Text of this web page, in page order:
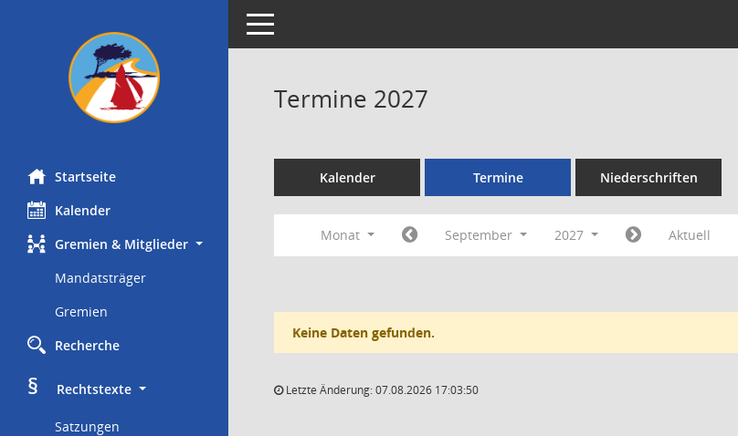
Startseite
Kalender
Gremien & Mitglieder
Mandatsträger
Gremien
Recherche
§
     Rechtstexte
Satzungen
Toggle navigation
Termine 2027
Kalender Termine Niederschriften
Monat September 2027 Aktuell
Keine Daten gefunden.
Letzte Änderung: 07.08.2026 17:03:50